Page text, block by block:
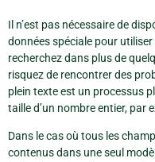
Il n’est pas nécessaire de
données spéciale pour
recherchez dans plus de
risquez de rencontrer des
plein texte est un processus
taille d’un nombre entier, par
Dans le cas où tous les
contenus dans une seul